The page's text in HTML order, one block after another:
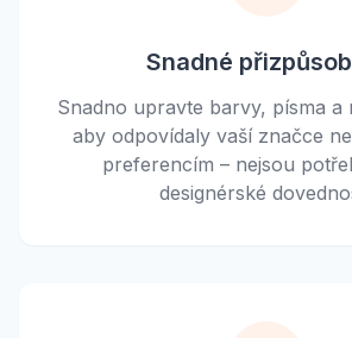
Snadné
Snadno upravte barvy, písma
aby odpovídaly vaší značce
preferencím – nejsou
designérské